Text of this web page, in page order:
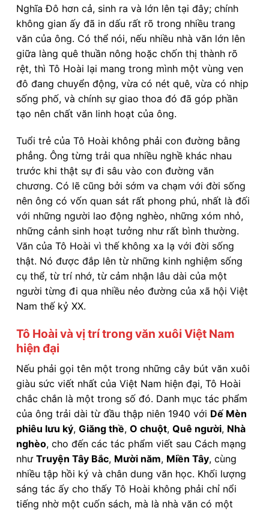
Nghĩa Đô hơn cả, sinh ra và lớn lên tại đây; chính
không gian ấy đã in dấu rất rõ trong nhiều trang
văn của ông. Có thể nói, nếu nhiều nhà văn lớn lên
giữa làng quê thuần nông hoặc chốn thị thành rõ
rệt, thì Tô Hoài lại mang trong mình một vùng ven
đô đang chuyển động, vừa có nét quê, vừa có nhịp
sống phố, và chính sự giao thoa đó đã góp phần
tạo nên chất văn linh hoạt của ông.
Tuổi trẻ của Tô Hoài không phải con đường bằng
phẳng. Ông từng trải qua nhiều nghề khác nhau
trước khi thật sự đi sâu vào con đường văn
chương. Có lẽ cũng bởi sớm va chạm với đời sống
nên ông có vốn quan sát rất phong phú, nhất là đối
với những người lao động nghèo, những xóm nhỏ,
những cảnh sinh hoạt tưởng như rất bình thường.
Văn của Tô Hoài vì thế không xa lạ với đời sống
thật. Nó được đắp lên từ những kinh nghiệm sống
cụ thể, từ trí nhớ, từ cảm nhận lâu dài của một
người từng đi qua nhiều nẻo đường của xã hội Việt
Nam thế kỷ XX.
Tô Hoài và vị trí trong văn xuôi Việt Nam
hiện đại
Nếu phải gọi tên một trong những cây bút văn xuôi
giàu sức viết nhất của Việt Nam hiện đại, Tô Hoài
chắc chắn là một trong số đó. Danh mục tác phẩm
của ông trải dài từ đầu thập niên 1940 với Dế Mèn
phiêu lưu ký, Giăng thề, O chuột, Quê người, Nhà
nghèo, cho đến các tác phẩm viết sau Cách mạng
như Truyện Tây Bắc, Mười năm, Miền Tây, cùng
nhiều tập hồi ký và chân dung văn học. Khối lượng
sáng tác ấy cho thấy Tô Hoài không phải chỉ nổi
tiếng nhờ một cuốn sách, mà là nhà văn có một